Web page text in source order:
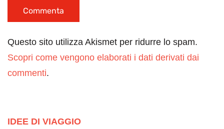
Questo sito utilizza Akismet per ridurre lo spam.
Scopri come vengono elaborati i dati derivati dai
commenti.
IDEE DI VIAGGIO